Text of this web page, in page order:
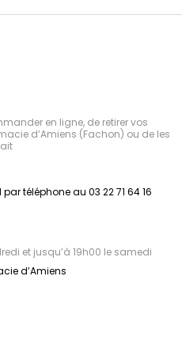
en ligne, de retirer vos
d’Amiens (Fachon) ou de les
téléphone au 03 22 71 64 16
et jusqu’à 19h00 le samedi
d’Amiens